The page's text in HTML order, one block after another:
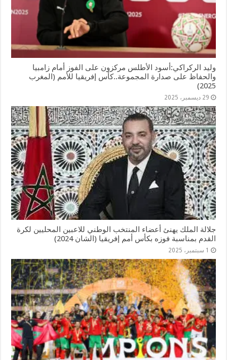
وليد الركراكي:أسود الأطلس مركزون على الفوز أمام زامبيا
والحفاظ على صدارة المجموعة..كأس إفريقيا للأمم (المغرب
2025)
29 ديسمبر، 2025
جلالة الملك يهنئ أعضاء المنتخب الوطني للاعبين المحليين لكرة
القدم بمناسبة فوزه بكأس أمم إفریقیا (الشان 2024)
1 سبتمبر، 2025